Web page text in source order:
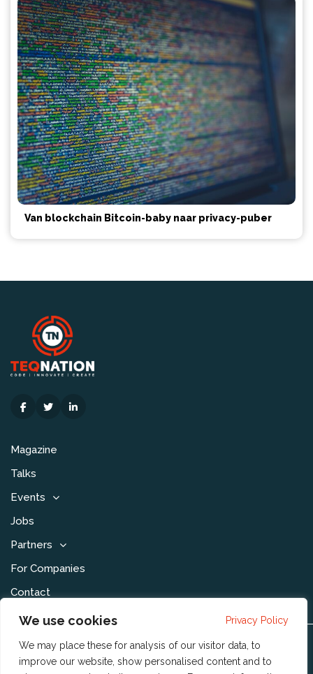
We use cookies Privacy Policy
We may place these for analysis of our visitor data, to
improve our website, show personalised content and to
Van blockchain Bitcoin-baby naar privacy-puber
Magazine
Talks
Events
Jobs
Partners
For Companies
Contact
Disclaimer & Voorwaarden